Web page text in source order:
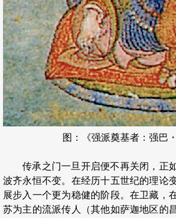
图：《强派奠基者：强巴
传承之门一旦开启便不再关闭，正
波齐永恒不变。在经历十五世纪的理论
展步入一个更为稳健的阶段。在卫藏，
苏为主的流派传人（其他如萨迦地区的